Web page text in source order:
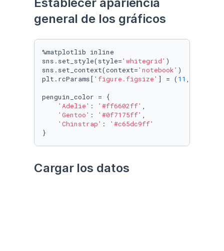
general de los gráficos
%matplotlib inline
sns.set_style(style='whitegrid' )
sns.set_context(context='notebook' )
plt.rcParams[ 'figure.figsize' ] = ( 11 ,
penguin_color = {
'Adelie' : '#ff6602ff' ,
'Gentoo' : '#0f7175ff' ,
'Chinstrap' :
'#c65dc9ff'
}
Cargar los datos